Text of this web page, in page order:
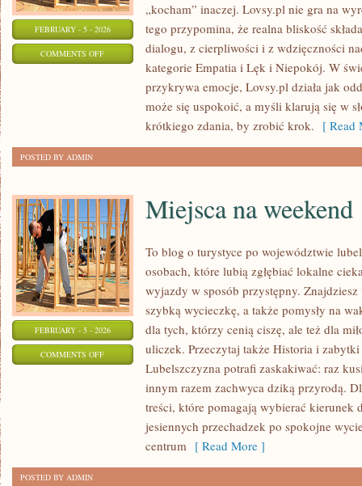
FEBRUARY - 5 - 2026
COMMENTS OFFON
„kocham” inaczej. Lovsy.pl nie gra na
tego przypomina, że realna bliskość
dialogu, z cierpliwości i z wdzięczności
kategorie Empatia i Lęk i Niepokój. W
przykrywa emocje, Lovsy.pl działa jak
może się uspokoić, a myśli klarują się w
krótkiego zdania, by zrobić krok. [ Read
POSTED BY ADMIN
FEBRUARY - 5 - 2026
COMMENTS OFFON
Miejsca na weekend
To blog o turystyce po województwie
osobach, które lubią zgłębiać lokalne
wyjazdy w sposób przystępny.
szybką wycieczkę, a także pomysły na
dla tych, którzy cenią ciszę, ale też dla
uliczek. Przeczytaj także Historia i
Lubelszczyzna potrafi zaskakiwać: raz
innym razem zachwyca dziką przyrodą.
treści, które pomagają wybierać kierunek
jesiennych przechadzek po spokojne
centrum [ Read More ]
POSTED BY ADMIN